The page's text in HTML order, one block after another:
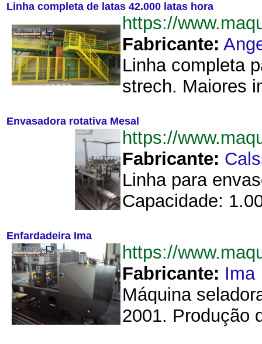
Linha completa de latas 42.000 latas hora
https://
Fabricante:
Linha completa
strech. Maiores
Envasadora rotativa Mesal
https://
Fabricante:
Linha para
Capacidade:
Enfardadeira Ima
https://
Fabricante: Ima
Máquina
2001. Produção